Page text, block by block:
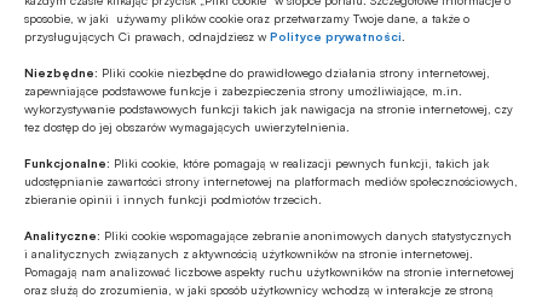
sposobie, w jaki używamy plików cookie oraz przetwarzamy Twoje dane, a także o
przysługujących Ci prawach, odnajdziesz wPolityce prywatności
Niezbędne: Pliki cookie niezbędne do prawidłowego działania strony internetowej,
zapewniające podstawowe funkcje i zabezpieczenia strony umożliwiające, m.in.
wykorzystywanie podstawowych funkcji takich jak nawigacja na stronie internetowej, czy
tez dostęp do jej obszarów wymagających uwierzytelnienia.
Funkcjonalne: Pliki cookie, które pomagają w realizacji pewnych funkcji, takich jak
udostępnianie zawartości strony internetowej na platformach mediów społecznościowych,
zbieranie opinii i innych funkcji podmiotów trzecich.
Analityczne: Pliki cookie wspomagające zebranie anonimowych danych statystycznych
i analitycznych związanych z aktywnością użytkowników na stronie internetowej.
Pomagają nam analizować liczbowe aspekty ruchu użytkowników na stronie internetowej
oraz służą do zrozumienia, w jaki sposób użytkownicy wchodzą w interakcje ze stroną
sprawdzonego dewelopera pozwala to ryzyko
Źródło:Portal Finansowy BANK.pl